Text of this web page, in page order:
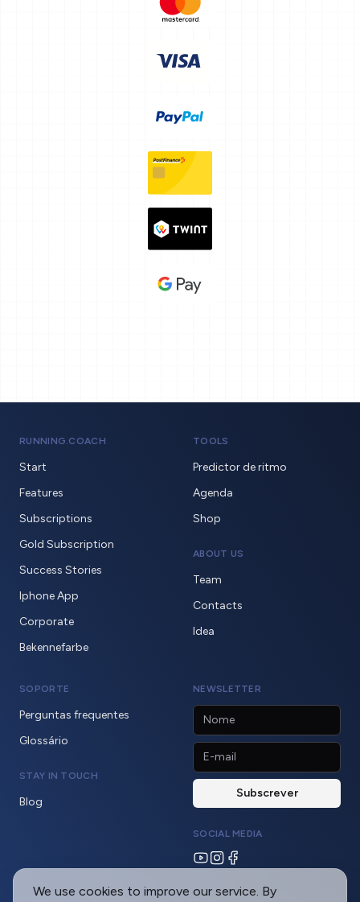
We use cookies to improve our service. By
RUNNING.COACH
Start
Features
Subscriptions
Gold Subscription
Success Stories
Iphone App
Corporate
Bekennefarbe
TOOLS
Predictor de ritmo
Agenda
Shop
ABOUT US
Team
Contacts
Idea
SOPORTE
Perguntas frequentes
Glossário
STAY IN TOUCH
Blog
NEWSLETTER
SOCIAL MEDIA